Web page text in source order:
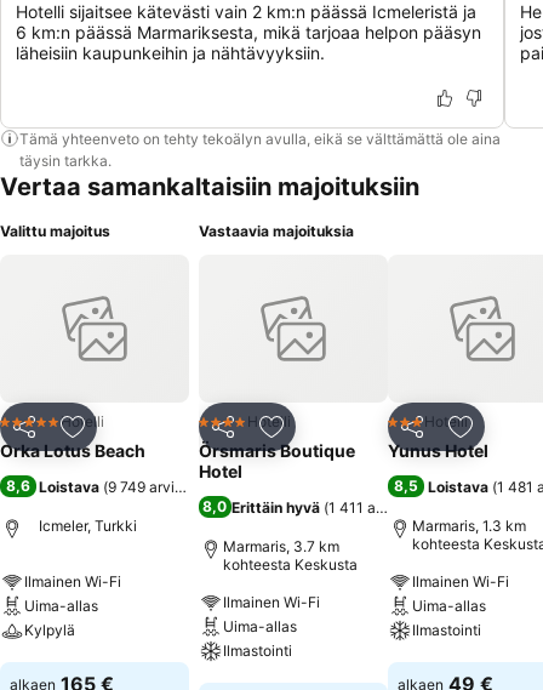
Hotelli sijaitsee kätevästi vain 2 km:n päässä Icmeleristä ja
6 km:n päässä Marmariksesta, mikä tarjoaa helpon pääsyn
läheisiin kaupunkeihin ja nähtävyyksiin.
Tämä yhteenveto on tehty tekoälyn avulla, eikä se välttämättä ole aina
täysin tarkka.
Vertaa samankaltaisiin majoituksiin
Valittu majoitus
Jaa Lisää suosikkeihin
5 Tähtiluokitus
Hotelli
Orka Lotus Beach
8,6 Loistava (9 749 arviota
Icmeler, Turkki
Ilmainen Wi-Fi
Uima-allas
Kylpylä
Katso hinnat
alkaen 165 €
Vastaavia majoituksia
Jaa Lisää suosikkeihin
4 Tähtiluokitus
Hotelli
Örsmaris Boutique
Hotel
8,0 Erittäin hyvä (1 411 arviota
Marmaris, 3.7 km
kohteesta Keskusta
Ilmainen Wi-Fi
Uima-allas
Ilmastointi
Jaa Lisää
3 Tähtiluokitus
Hotelli
Yunus Hotel
8,5 Loistava (1 481
Marmaris, 1.3 km
kohteesta
Ilmainen Wi-Fi
Uima-allas
Ilmastointi
Katso hinnat
alkaen 49 €